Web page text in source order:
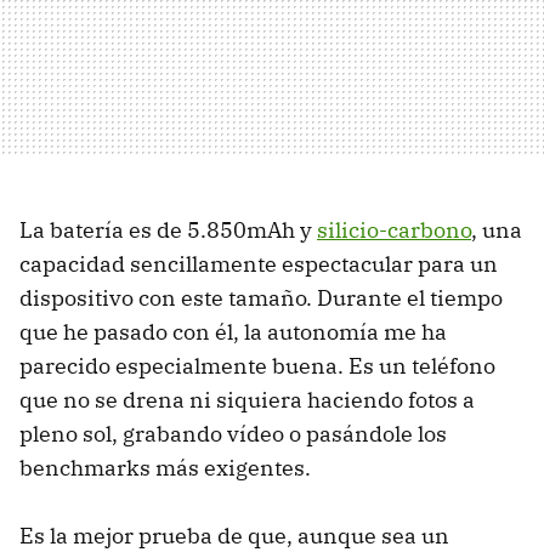
La batería es de 5.850mAh y silicio-carbono, una
capacidad sencillamente espectacular para un
dispositivo con este tamaño. Durante el tiempo
que he pasado con él, la autonomía me ha
parecido especialmente buena. Es un teléfono
que no se drena ni siquiera haciendo fotos a
pleno sol, grabando vídeo o pasándole los
benchmarks más exigentes.
Es la mejor prueba de que, aunque sea un